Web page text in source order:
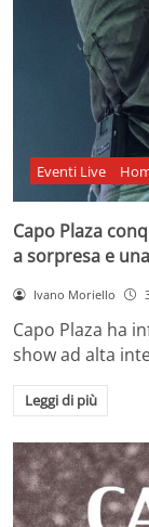
Eventi Live
Capo Plaza
a sorpresa e
Ivano Moriello
Capo Plaza ha
show ad alta
Leggi di più